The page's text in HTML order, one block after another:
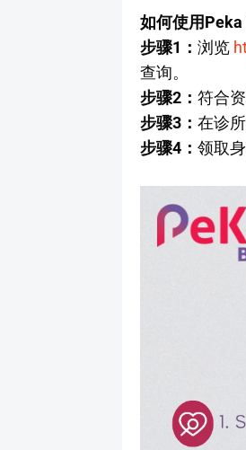
如何使用Peka
步骤1： 浏览
查询。
步骤2： 符合
步骤3： 在诊
步骤4： 领取